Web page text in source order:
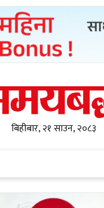
बिहीबार, २१ साउन, २०८३